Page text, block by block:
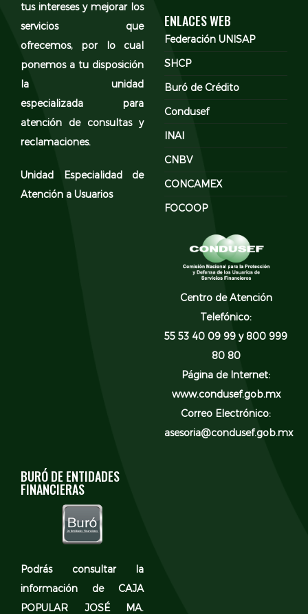
tus intereses y mejorar los
servicios que
ofrecemos, por lo cual
ponemos a tu disposición
la unidad
especializada para
atención de consultas y
reclamaciones.
Unidad Especialidad de
Atención a Usuarios
ENLACES WEB
Federación UNISAP
SHCP
Buró de Crédito
Condusef
INAI
CNBV
CONCAMEX
FOCOOP
Centro de Atención
Telefónico:
55 53 40 09 99 y 800 999
80 80
Página de Internet:
www.condusef.gob.mx
Correo Electrónico:
asesoria@condusef.gob.mx
BURÓ DE ENTIDADES
FINANCIERAS
Podrás consultar la
información de CAJA
POPULAR JOSÉ MA.